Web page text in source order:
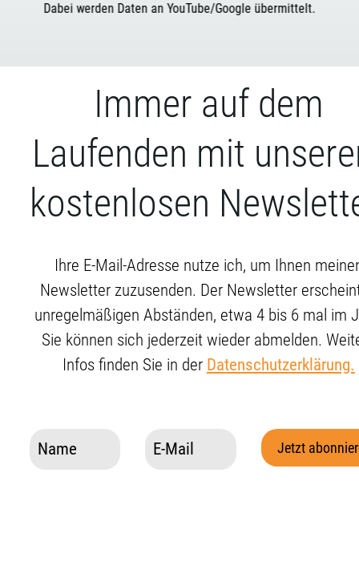
Dabei werden Daten an YouTube/Google übermittelt.
Immer auf dem
Laufenden mit
kostenlosen
Ihre E-Mail-Adresse nutze ich, um Ihnen
Newsletter zuzusenden. Der Newsletter
unregelmäßigen Abständen, etwa 4 bis 6 mal im
Sie können sich jederzeit wieder abmelden.
Infos finden Sie in der Datenschutzerklärung.